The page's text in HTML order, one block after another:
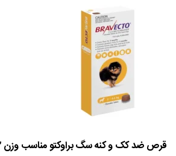
قرص ضد کک و کنه سگ براوکتو مناسب وزن ۲ تا ۴.۵ کیلوگرم